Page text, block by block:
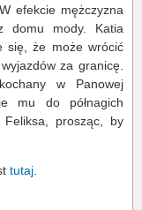
efekcie mężczyzna
domu mody. Katia
się, że może wrócić
za granicę.
w Panowej
mu do półnagich
prosząc, by
tutaj